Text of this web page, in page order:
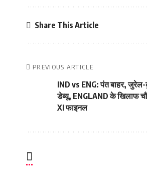
Share This Article
PREVIOUS ARTICLE
IND vs ENG: पंत बाहर, जुरेल-
डेब्यू, ENGLAND के खिलाफ
XI फाइनल